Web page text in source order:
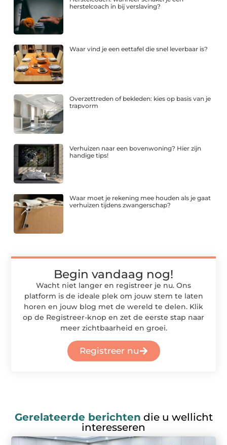
herstelcoach in bij verslaving?
Waar vind je een eettafel die snel leverbaar is?
Overzettreden of bekleden: kies op basis van je
trapvorm
Verhuizen naar een bovenwoning? Hier zijn
handige tips!
Waar moet je rekening mee houden als je gaat
verhuizen tijdens zwangerschap?
Begin vandaag nog!
Wacht niet langer en registreer je nu. Ons
platform is de ideale plek om jouw stem te laten
horen en jouw blog met de wereld te delen. Klik
op de Registreer-knop en zet de eerste stap naar
meer zichtbaarheid en groei.
Registreer nu
Gerelateerde berichten die u wellicht
interesseren